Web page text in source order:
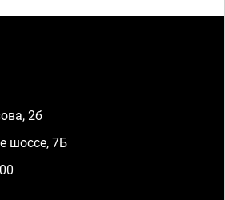
2б
шоссе, 7Б